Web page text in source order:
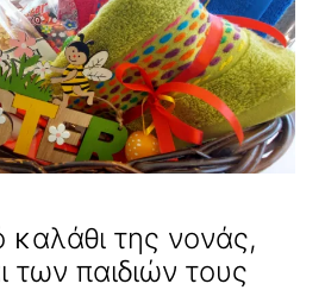
καλάθι της νονάς,
των παιδιών τους